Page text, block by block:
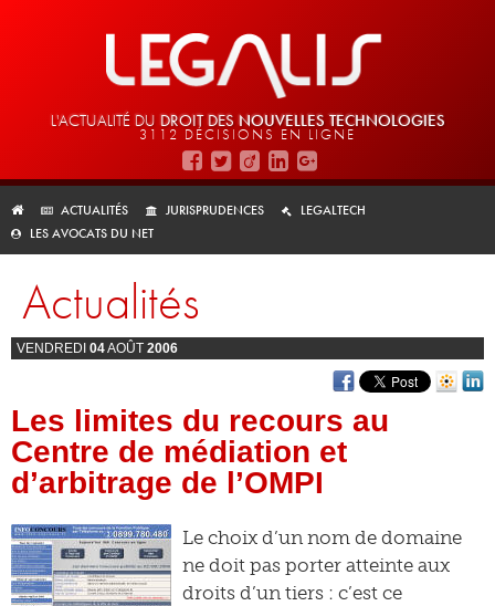
L'ACTUALITÉ DU DROIT DES NOUVELLES TECHNOLOGIES
3112 DÉCISIONS EN LIGNE
ACTUALITÉS JURISPRUDENCES
LEGALTECH
LES AVOCATS DU NET
Actualités
VENDREDI 04AOÛT 2006
Les limites du recours au
Centre de médiation et
d’arbitrage de l’OMPI
Le choix d’un nom de domaine
ne doit pas porter atteinte aux
droits d’un tiers : c’est ce